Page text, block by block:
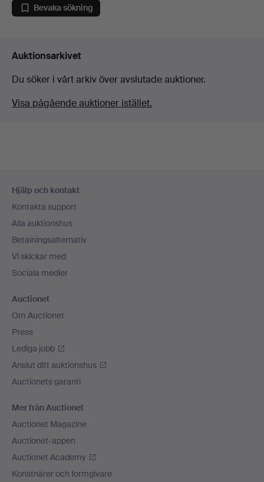
Bevaka sökning
Auktionsarkivet
Du söker i vårt arkiv över avslutade auktioner.
Visa pågående auktioner istället.
Hjälp och kontakt
Kontakta support
Alla auktionshus
Betalningsalternativ
Vi skickar med
Sociala medier
Auctionet
Om Auctionet
Press
Lediga jobb
Anslut ditt auktionshus
Auctionets garanti
Mer från Auctionet
Auctionet Magazine
Auctionet-appen
Auctionet Academy
Konstnärer och formgivare